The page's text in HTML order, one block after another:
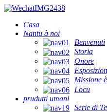
Casa
Nantu à noi
Benvenuti
Storia
Onore
Missione
Locu
prudutti umani
Serie di